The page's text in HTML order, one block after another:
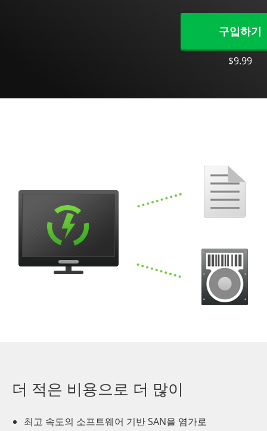
구입하기
$9.99
더 적은 비용으로 더 많이
최고 속도의 소프트웨어 기반 SAN을 염가로